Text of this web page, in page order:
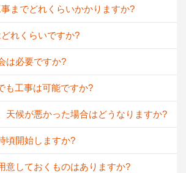
までどれくらいかかりますか?
れくらいですか?
は必要ですか?
も工事は可能ですか?
天候が悪かった場合はどうなりますか?
頃開始しますか?
意しておくものはありますか?